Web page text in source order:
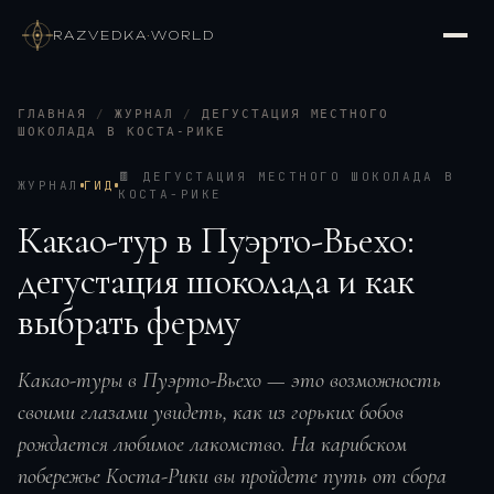
RAZVEDKA·WORLD
ГЛАВНАЯ / ЖУРНАЛ /
ДЕГУСТАЦИЯ МЕСТНОГО
ШОКОЛАДА В КОСТА-РИКЕ
ЖУРНАЛ ГИД
🍫
ДЕГУСТАЦИЯ МЕСТНОГО ШОКОЛАДА В
КОСТА-РИКЕ
Какао-тур в Пуэрто-Вьехо:
дегустация шоколада и как
выбрать ферму
Какао-туры в Пуэрто-Вьехо — это возможность
своими глазами увидеть, как из горьких бобов
рождается любимое лакомство. На карибском
побережье Коста-Рики вы пройдете путь от сбора